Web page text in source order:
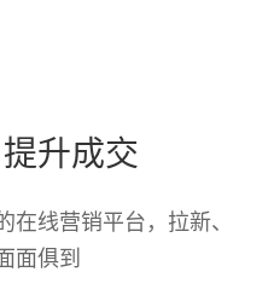
升成交
线营销平台，拉新、
面俱到